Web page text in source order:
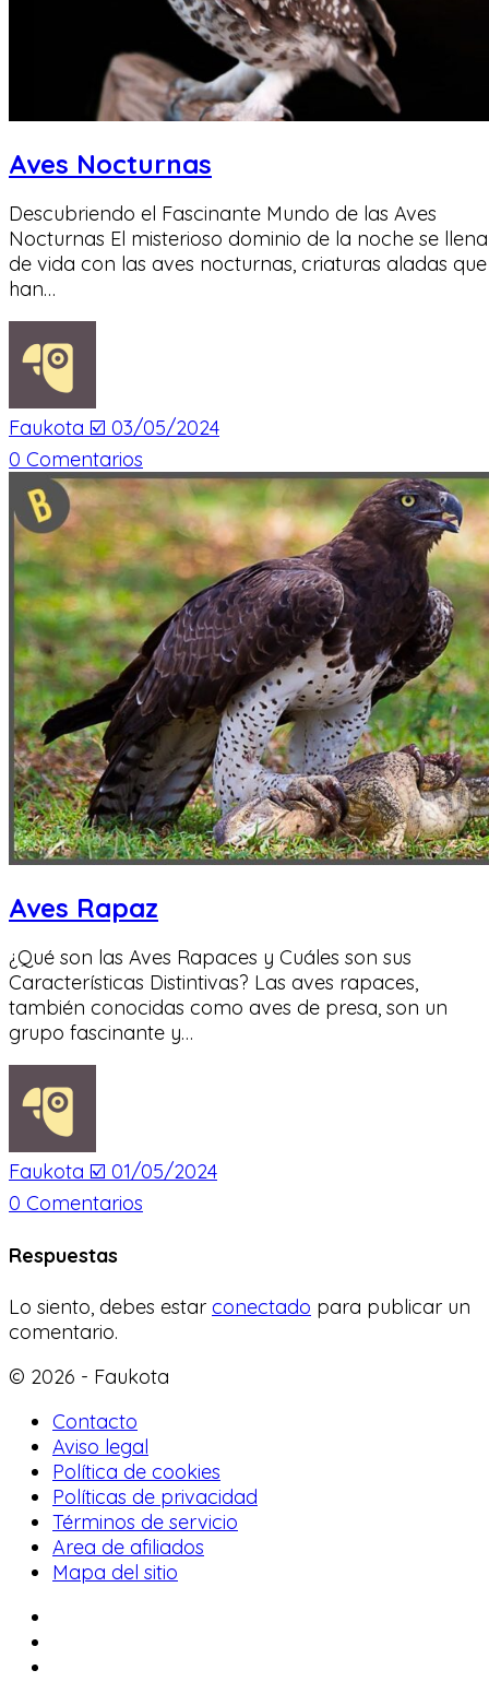
Aves Nocturnas
Descubriendo el Fascinante Mundo de las Aves
Nocturnas El misterioso dominio de la noche se llena
de vida con las aves nocturnas, criaturas aladas que
han…
Faukota ☑️ 03/05/2024
0 Comentarios
Aves Rapaz
¿Qué son las Aves Rapaces y Cuáles son sus
Características Distintivas? Las aves rapaces,
también conocidas como aves de presa, son un
grupo fascinante y…
Faukota ☑️ 01/05/2024
0 Comentarios
Respuestas
Lo siento, debes estar conectado para publicar un
comentario.
© 2026 - Faukota
Contacto
Aviso legal
Política de cookies
Políticas de privacidad
Términos de servicio
Area de afiliados
Mapa del sitio